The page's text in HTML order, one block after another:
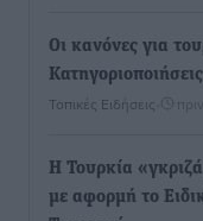
Οι κανόνες για
Τοπικές Ειδήσεις
Η Τουρκία
με αφορμή το